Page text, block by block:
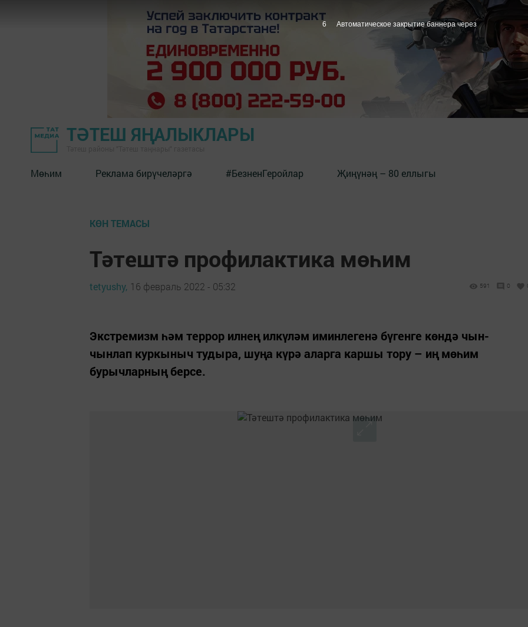
ТӘТЕШ ЯҢАЛЫКЛАРЫ
Мөһим Реклама бирүчеләргә #БезненГеройлар Җиңүнәң – 80 еллыгы
КӨН ТЕМАСЫ
Тәтештә профилактика мөһим
tetyushy, 16 февраль 2022 - 05:32 591 0
Экстремизм һәм террор илнең илкүләм имин­легенә бүгенге көндә чын-
чынлап куркыныч тудыра, шуңа күрә аларга каршы тору – иң мөһим
бурычларның берсе.
5 Автоматическое закрытие баннера через